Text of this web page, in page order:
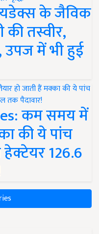
के जैविक
तस्वीर,
में भी हुई
कम समय में
की ये पांच
हेक्टेयर 126.6